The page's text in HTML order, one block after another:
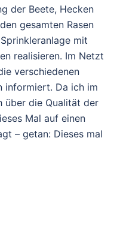
der Beete, Hecken
gesamten Rasen
mit
realisieren. Im Netzt
verschiedenen
informiert. Da ich im
über die Qualität der
Mal auf einen
– getan: Dieses mal